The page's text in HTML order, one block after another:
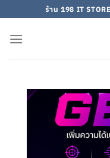
to
content
ร้าน 198 IT